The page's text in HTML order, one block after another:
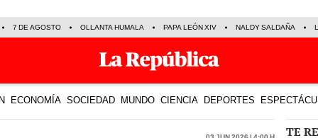
ECONOMÍA SOCIEDAD MUNDO CIENCIA DEPORTES
03 Jun 2026 | 4:00 h